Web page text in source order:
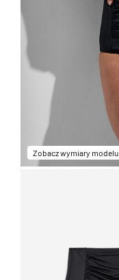
Zobacz wymiary modelu